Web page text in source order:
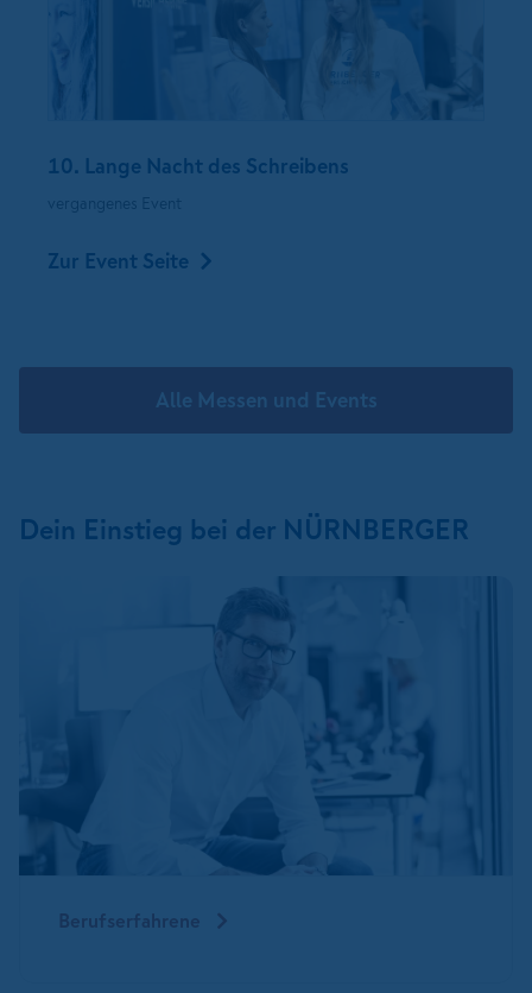
10. Lange Nacht des Schreibens
Zur Event Seite
Alle Messen und Events
Dein Einstieg bei der NÜRNBERGER
Berufserfahrene